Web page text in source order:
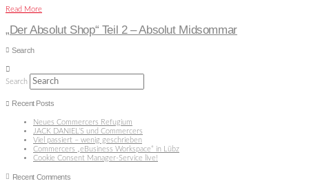
Read More
„Der Absolut Shop“ Teil 2 – Absolut Midsommar
Search
Search
Recent Posts
Neues Commercers Refugium
JACK DANIEL’S und Commercers
Viel passiert – wenig geschrieben
Commercers „eBusiness Workspace“ in Lübz
Cookie Consent Manager-Service live!
Recent Comments